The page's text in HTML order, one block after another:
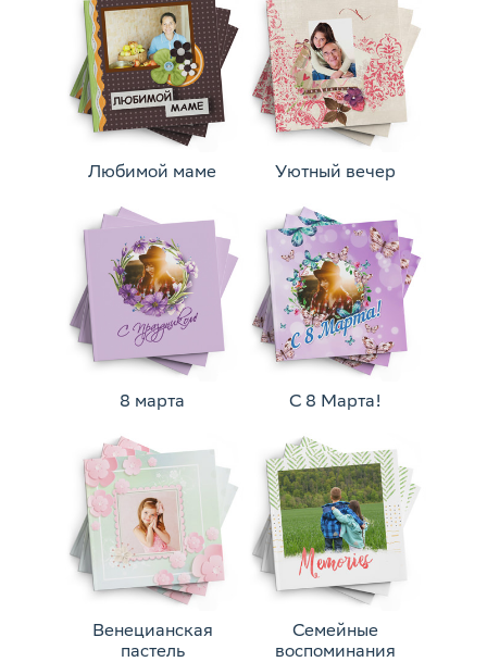
Любимой маме Уютный вечер
8 марта С 8 Марта!
Венецианская
пастель
Семейные
воспоминания